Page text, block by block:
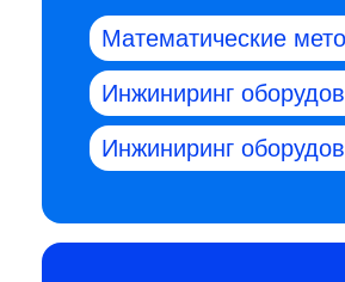
Математические
Инжиниринг
Инжиниринг